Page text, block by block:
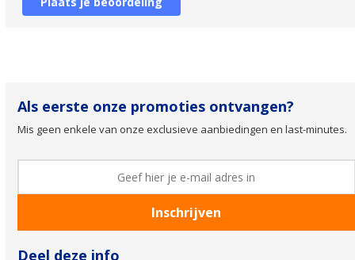
Als eerste onze promoties ontvangen?
Mis geen enkele van onze exclusieve aanbiedingen en last-minutes.
Deel deze info